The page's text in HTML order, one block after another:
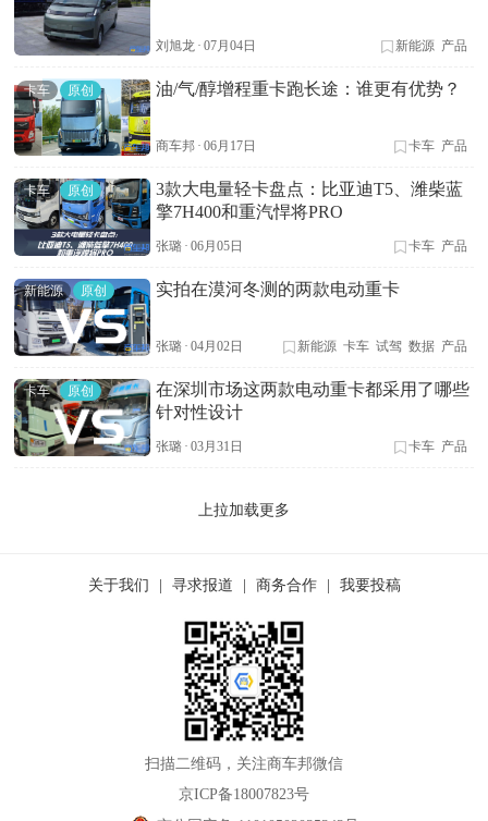
刘旭龙 · 07月04日 新能源 产品
卡车 原创 油/气/醇增程重卡跑长途：谁更有优势？
商车邦 · 06月17日 卡车 产品
卡车 原创
3款大电量轻卡盘点：比亚迪T5、潍柴蓝
擎7H400和重汽悍将PRO
张璐 · 06月05日 卡车 产品
新能源 原创 实拍在漠河冬测的两款电动重卡
张璐 · 04月02日 新能源 卡车 试驾 数据 产品
卡车 原创
在深圳市场这两款电动重卡都采用了哪些
针对性设计
张璐 · 03月31日 卡车 产品
上拉加载更多
关于我们 寻求报道 商务合作 我要投稿
扫描二维码，关注商车邦微信
京ICP备18007823号